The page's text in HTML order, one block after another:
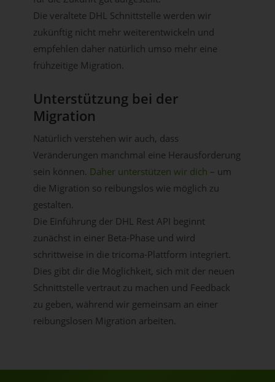
Die veraltete DHL Schnittstelle werden wir
zukünftig nicht mehr weiterentwickeln und
empfehlen daher natürlich umso mehr eine
frühzeitige Migration.
Unterstützung bei der
Migration
Natürlich verstehen wir auch, dass
Veränderungen manchmal eine Herausforderung
sein können. Daher unterstützen wir dich – um
die Migration so reibungslos wie möglich zu
gestalten.
Die Einführung der DHL Rest API beginnt
zunächst in einer Beta-Phase und wird
schrittweise in die tricoma-Plattform integriert.
Dies gibt dir die Möglichkeit, sich mit der neuen
Schnittstelle vertraut zu machen und Feedback
zu geben, während wir gemeinsam an einer
reibungslosen Migration arbeiten.